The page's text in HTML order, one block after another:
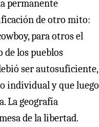
permanente
de otro mito:
para otros el
los pueblos
ser autosuficiente,
individual y que luego
La geografía
de la libertad.